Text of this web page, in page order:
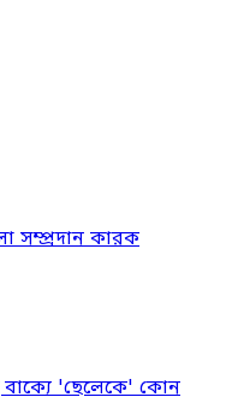
সম্প্রদান কারক
বাক্যে 'ছেলেকে' কোন